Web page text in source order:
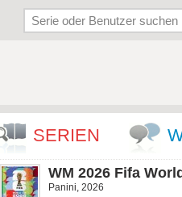
SERIEN
WM 2026 Fifa
Panini, 2026